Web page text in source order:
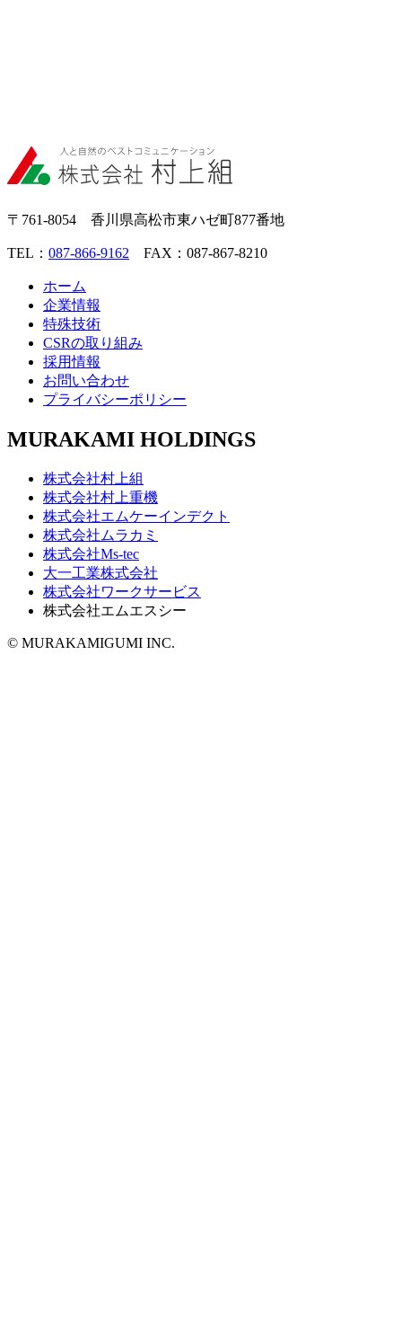
〒761-8054 香川県高松市東ハゼ町877番地
TEL： 087-866-9162 FAX：087-867-8210
ホーム
企業情報
特殊技術
CSRの取り組み
採用情報
お問い合わせ
プライバシーポリシー
MURAKAMI HOLDINGS
株式会社村上組
株式会社村上重機
株式会社エムケーインデクト
株式会社ムラカミ
株式会社Ms-tec
大一工業株式会社
株式会社ワークサービス
株式会社エムエスシー
© MURAKAMIGUMI INC.